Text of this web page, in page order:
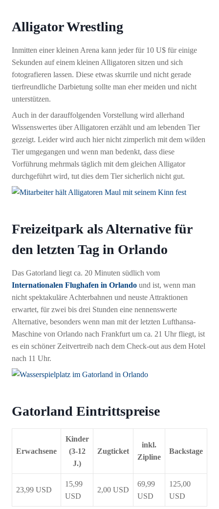
Alligator Wrestling
Inmitten einer kleinen Arena kann jeder für 10 U$ für einige
Sekunden auf einem kleinen Alligatoren sitzen und sich
fotografieren lassen. Diese etwas skurrile und nicht gerade
tierfreundliche Darbietung sollte man eher meiden und nicht
unterstützen.
Auch in der darauffolgenden Vorstellung wird allerhand
Wissenswertes über Alligatoren erzählt und am lebenden Tier
gezeigt. Leider wird auch hier nicht zimperlich mit dem wilden
Tier umgegangen und wenn man bedenkt, dass diese
Vorführung mehrmals täglich mit dem gleichen Alligator
durchgeführt wird, tut dies dem Tier sicherlich nicht gut.
Freizeitpark als Alternative für
den letzten Tag in Orlando
Das Gatorland liegt ca. 20 Minuten südlich vom
Internationalen Flughafen in Orlando und ist, wenn man
nicht spektakuläre Achterbahnen und neuste Attraktionen
erwartet, für zwei bis drei Stunden eine nennenswerte
Alternative, besonders wenn man mit der letzten Lufthansa-
Maschine von Orlando nach Frankfurt um ca. 21 Uhr fliegt, ist
es ein schöner Zeitvertreib nach dem Check-out aus dem Hotel
nach 11 Uhr.
Gatorland Eintrittspreise
Erwachsene
Kinder
(3-12
J.)
Zugticket
inkl.
Zipline
Backstage
23,99 USD
15,99
USD
2,00 USD
69,99
USD
125,00
USD